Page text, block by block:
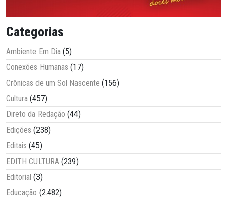
Categorias
Ambiente Em Dia (5)
Conexões Humanas (17)
Crônicas de um Sol Nascente (156)
Cultura (457)
Direto da Redação (44)
Edições (238)
Editais (45)
EDITH CULTURA (239)
Editorial (3)
Educação (2.482)